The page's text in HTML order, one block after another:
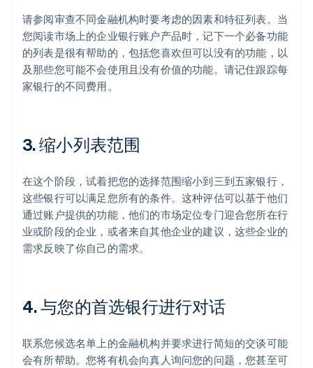
请参阅审查不同金融机构时要考虑的因素和特征列表。当
您阅读市场上的企业银行账户产品时，记下一个必备功能
的列表是很有帮助的，包括您喜欢但可以没有的功能，以
及那些您可能不会使用且没有价值的功能。请记住跟踪每
家银行的不同费用。
3. 缩小列表范围
在这个阶段，试着把您的选择范围缩小到三到五家银行，
这些银行可以满足您所有的条件。这种评估可以基于他们
通过账户提供的功能，他们的市场定位专门迎合您所在行
业或阶段的企业，或者来自其他企业的建议，这些企业的
需求反映了你自己的需求。
4. 与您的首选银行进行对话
联系您候选名单上的金融机构并要求进行简短的交谈可能
会有所帮助。您将有机会向真人询问您的问题，您甚至可